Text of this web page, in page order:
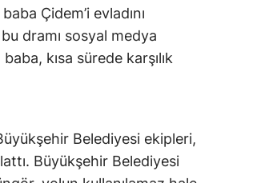
Çidem’i evladını
bu dramı sosyal medya
kısa sürede karşılık
Belediyesi ekipleri,
Büyükşehir Belediyesi